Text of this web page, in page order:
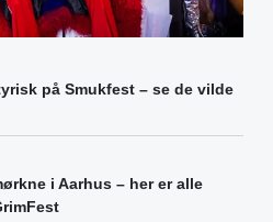
på Smukfest – se de vilde
i Aarhus – her er alle